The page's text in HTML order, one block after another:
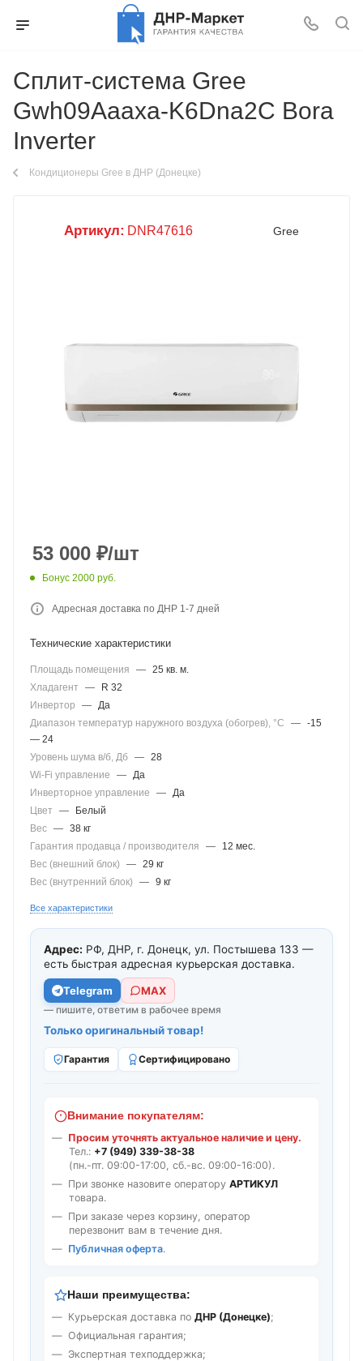
Сплит-система Gree
Gwh09Aaaxa-K6Dna2C Bora
Inverter
Кондиционеры Gree в ДНР (Донецке)
Артикул: DNR47616 Gree
53 000 ₽/шт
Бонус 2000 руб.
Адресная доставка по ДНР 1-7 дней
Технические характеристики
Площадь помещения — 25 кв. м.
Хладагент
—
R 32
Инвертор
— Да
Диапазон температур наружного воздуха (обогрев), °C
— -15
— 24
Уровень шума в/б, Дб — 28
Wi-Fi управление
— Да
Инверторное управление
— Да
Цвет
—
Белый
Вес — 38 кг
Гарантия продавца / производителя
—
12 мес.
Вес (внешний блок)
— 29 кг
Вес (внутренний блок)
— 9 кг
Все характеристики
Адрес: РФ, ДНР, г. Донецк, ул. Постышева 133 —
есть быстрая адресная курьерская доставка.
Telegram МАХ
— пишите, ответим в рабочее время
Только оригинальный товар!
Гарантия Сертифицировано
Внимание покупателям:
Просим уточнять актуальное наличие и цену.
Тел.: +7 (949) 339-38-38
(пн.-пт. 09:00-17:00, сб.-вс. 09:00-16:00).
При звонке назовите оператору АРТИКУЛ
товара.
При заказе через корзину, оператор
перезвонит вам в течение дня.
Публичная оферта.
Наши преимущества:
Курьерская доставка по ДНР (Донецке);
Официальная гарантия;
Экспертная техподдержка;